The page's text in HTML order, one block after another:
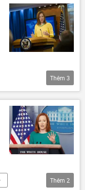
Thêm 3
Thêm 2